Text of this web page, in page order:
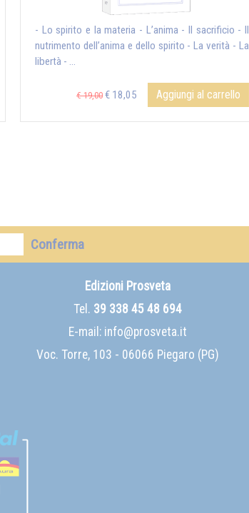
- Lo spirito e la materia - L’anima - Il sacrificio - Il
nutrimento dell’anima e dello spirito - La verità - La
libertà - ...
€ 19,00 € 18,05 Aggiungi al carrello
Conferma
Edizioni Prosveta
Tel. 39 338 45 48 694
E-mail: info@prosveta.it
Voc. Torre, 103 - 06066 Piegaro (PG)